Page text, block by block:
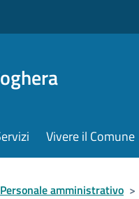
Vivere il Comune
Personale amministrativo >